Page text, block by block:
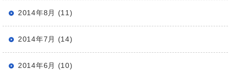
2014年8月 (11)
2014年7月 (14)
2014年6月 (10)